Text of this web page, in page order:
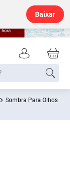
Baixar
Sombra Para Olhos